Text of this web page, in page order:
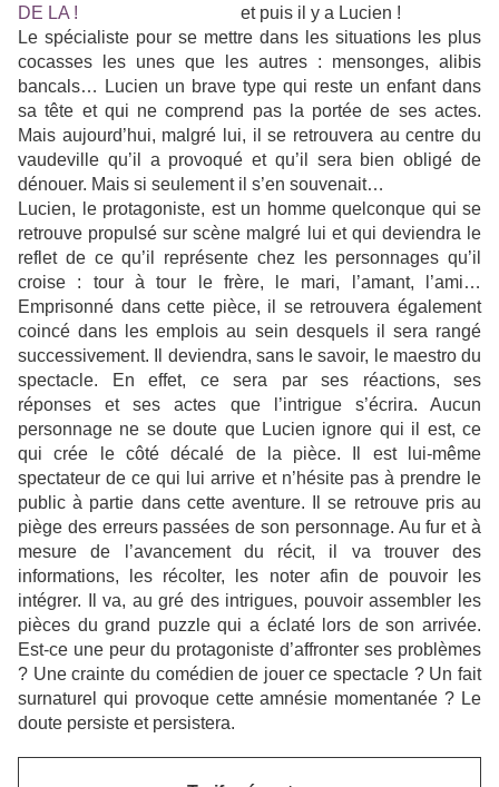
et puis il y a Lucien !
Le spécialiste pour se mettre dans les situations les plus
cocasses les unes que les autres : mensonges, alibis
bancals… Lucien un brave type qui reste un enfant dans
sa tête et qui ne comprend pas la portée de ses actes.
Mais aujourd’hui, malgré lui, il se retrouvera au centre du
vaudeville qu’il a provoqué et qu’il sera bien obligé de
dénouer. Mais si seulement il s’en souvenait…
Lucien, le protagoniste, est un homme quelconque qui se
retrouve propulsé sur scène malgré lui et qui deviendra le
reflet de ce qu’il représente chez les personnages qu’il
croise : tour à tour le frère, le mari, l’amant, l’ami…
Emprisonné dans cette pièce, il se retrouvera également
coincé dans les emplois au sein desquels il sera rangé
successivement.
Il deviendra, sans le savoir, le maestro du
spectacle. En effet, ce sera par ses réactions, ses
réponses et ses actes que l’intrigue s’écrira. Aucun
personnage ne se doute que Lucien ignore qui il est, ce
qui crée le côté décalé de la pièce. Il est lui-même
spectateurde ce qui lui arrive et n’hésite pas à prendre le
public à partie dans cette aventure. Il se retrouve pris au
piège des erreurs passées de son personnage. Au fur et à
mesure de l’avancement du récit, il va trouver des
informations, les récolter, les noter afin de pouvoir les
intégrer. Il va, au gré des intrigues, pouvoir assembler les
pièces du grand puzzle qui a éclaté lors de son arrivée.
Est-ce une peur du protagoniste d’affronter ses problèmes
? Une crainte du comédien de jouer ce spectacle ? Un fait
surnaturel qui provoque cette amnésie momentanée ? Le
doute persiste et persistera.